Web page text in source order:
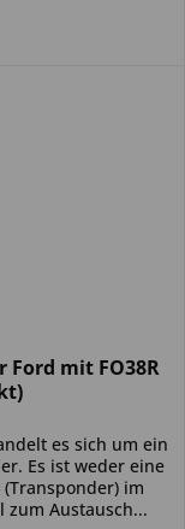
mit FO38R
es sich um ein
Es ist weder eine
im
zum Austausch...